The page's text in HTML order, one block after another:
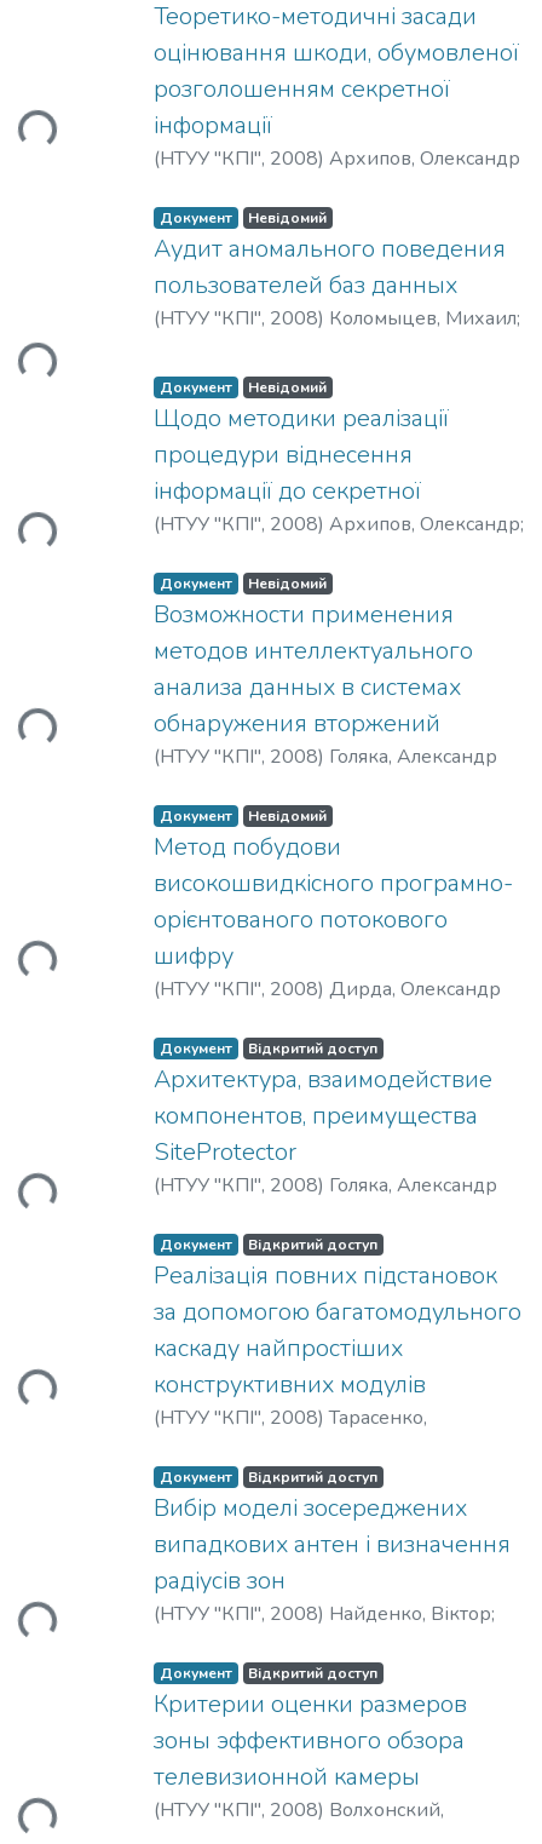
Теоретико-методичні засади
оцінювання шкоди, обумовленої
розголошенням секретної
інформації
(НТУУ "КПІ", 2008) Архипов, Олександр
Документ Невідомий
Аудит аномального поведения
пользователей баз данных
(НТУУ "КПІ", 2008) Коломыцев, Михаил;
Документ Невідомий
Щодо методики реалізації
процедури віднесення
інформації до секретної
(НТУУ "КПІ", 2008) Архипов, Олександр;
Документ Невідомий
Возможности применения
методов интеллектуального
анализа данных в системах
обнаружения вторжений
(НТУУ "КПІ", 2008) Голяка, Александр
Документ Невідомий
Метод побудови
високошвидкісного програмно-
орієнтованого потокового
шифру
(НТУУ "КПІ", 2008) Дирда, Олександр
Документ Відкритий доступ
Архитектура, взаимодействие
компонентов, преимущества
SiteProtector
(НТУУ "КПІ", 2008) Голяка, Александр
Документ Відкритий доступ
Реалізація повних підстановок
за допомогою багатомодульного
каскаду найпростіших
конструктивних модулів
(НТУУ "КПІ", 2008)Тарасенко,
Яновська, Олена
Документ Відкритий доступ
Вибір моделі зосереджених
випадкових антен і визначення
радіусів зон
(НТУУ "КПІ", 2008) Найденко, Віктор;
Документ Відкритий доступ
Критерии оценки размеров
зоны эффективного обзора
телевизионной камеры
(НТУУ "КПІ", 2008) Волхонский,